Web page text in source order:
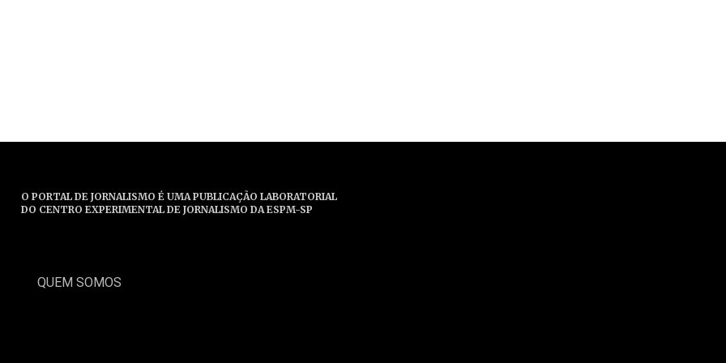
O PORTAL DE JORNALISMO É UMA PUBLICAÇÃO LABORATORIAL
DO CENTRO EXPERIMENTAL DE JORNALISMO DA ESPM-SP
QUEM SOMOS